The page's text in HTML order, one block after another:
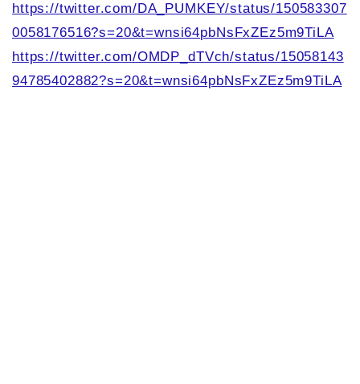
https://twitter.com/DA_PUMKEY/status/150583307
0058176516?s=20&t=wnsi64pbNsFxZEz5m9TiLA
https://twitter.com/OMDP_dTVch/status/15058143
94785402882?s=20&t=wnsi64pbNsFxZEz5m9TiLA